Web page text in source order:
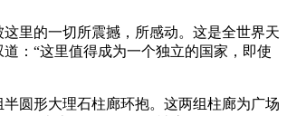
里的一切所震撼，所感动。这是全世界天
：“这里值得成为一个独立的国家，即使
圆形大理石柱廊环抱。这两组柱廊为广场